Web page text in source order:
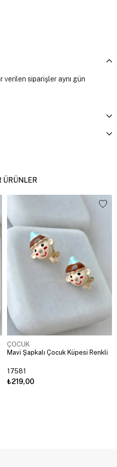
verilen siparişler aynı gün
ÜRÜNLER
ÇOCUK
Mavi Şapkalı Çocuk Küpesi Renkli
17581
₺219,00